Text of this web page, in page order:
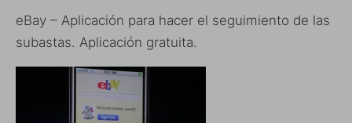
eBay – Aplicación para hacer el seguimiento de las
subastas. Aplicación gratuita.